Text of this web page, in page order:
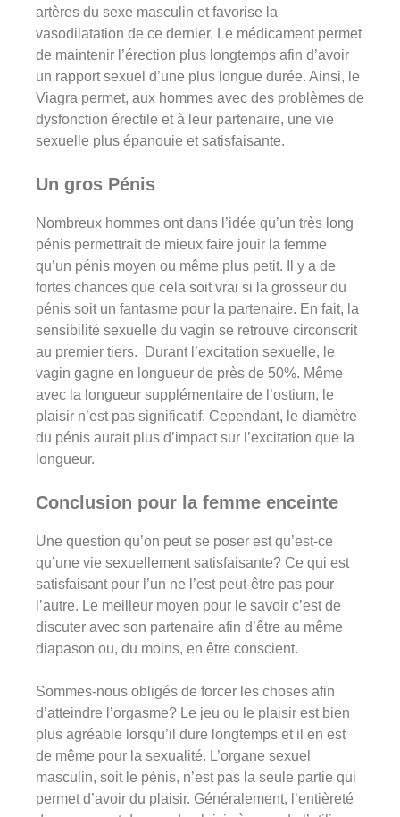
artères du sexe masculin et favorise la
vasodilatation de ce dernier. Le médicament permet
de maintenir l’érection plus longtemps afin d’avoir
un rapport sexuel d’une plus longue durée. Ainsi, le
Viagra permet, aux hommes avec des problèmes de
dysfonction érectile et à leur partenaire, une vie
sexuelle plus épanouie et satisfaisante.
Un gros Pénis
Nombreux hommes ont dans l’idée qu’un très long
pénis permettrait de mieux faire jouir la femme
qu’un pénis moyen ou même plus petit. Il y a de
fortes chances que cela soit vrai si la grosseur du
pénis soit un fantasme pour la partenaire. En fait, la
sensibilité sexuelle du vagin se retrouve circonscrit
au premier tiers. Durant l’excitation sexuelle, le
vagin gagne en longueur de près de 50%. Même
avec la longueur supplémentaire de l’ostium, le
plaisir n’est pas significatif. Cependant, le diamètre
du pénis aurait plus d’impact sur l’excitation que la
longueur.
Conclusion pour la femme enceinte
Une question qu’on peut se poser est qu’est-ce
qu’une vie sexuellement satisfaisante? Ce qui est
satisfaisant pour l’un ne l’est peut-être pas pour
l’autre. Le meilleur moyen pour le savoir c’est de
discuter avec son partenaire afin d’être au même
diapason ou, du moins, en être conscient.
Sommes-nous obligés de forcer les choses afin
d’atteindre l’orgasme? Le jeu ou le plaisir est bien
plus agréable lorsqu’il dure longtemps et il en est
de même pour la sexualité. L’organe sexuel
masculin, soit le pénis, n’est pas la seule partie qui
permet d’avoir du plaisir. Généralement, l’entièreté